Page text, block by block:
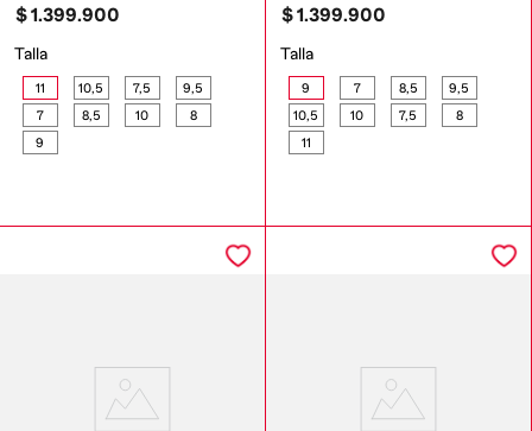
$1.399.900
Talla
11 10,5 7,5
9,5
7
8,5 10
8
9
$1.399.900
Talla
9 7 8,5
9,5
10,5
10 7,5
8
11